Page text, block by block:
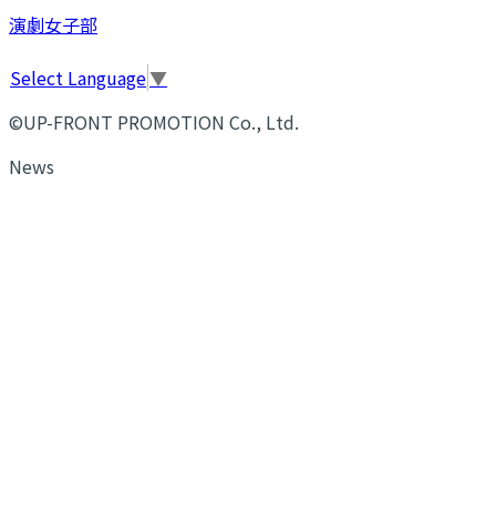
演劇女子部
Select Language▼
©UP-FRONT PROMOTION Co., Ltd.
News